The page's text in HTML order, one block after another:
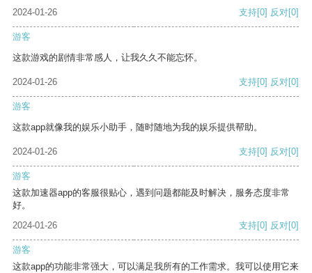
2024-01-26 支持[0] 反对[0]
游客
这款游戏的剧情非常感人，让我久久不能忘怀。
2024-01-26 支持[0] 反对[0]
游客
这款app就像我的娱乐小助手，随时随地为我的娱乐提供帮助。
2024-01-26 支持[0] 反对[0]
游客
这款加速器app的客服很贴心，遇到问题都能及时解决，服务态度非常
好。
2024-01-26
支持[0] 反对[0]
游客
这款app的功能非常强大，可以满足我所有的工作需求。我可以使用它来